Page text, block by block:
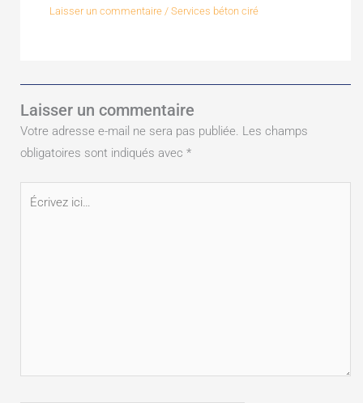
Laisser un commentaire /Services béton ciré
Laisser un commentaire
Votre adresse e-mail ne sera pas publiée. Les champs
obligatoires sont indiqués avec *
Écrivez